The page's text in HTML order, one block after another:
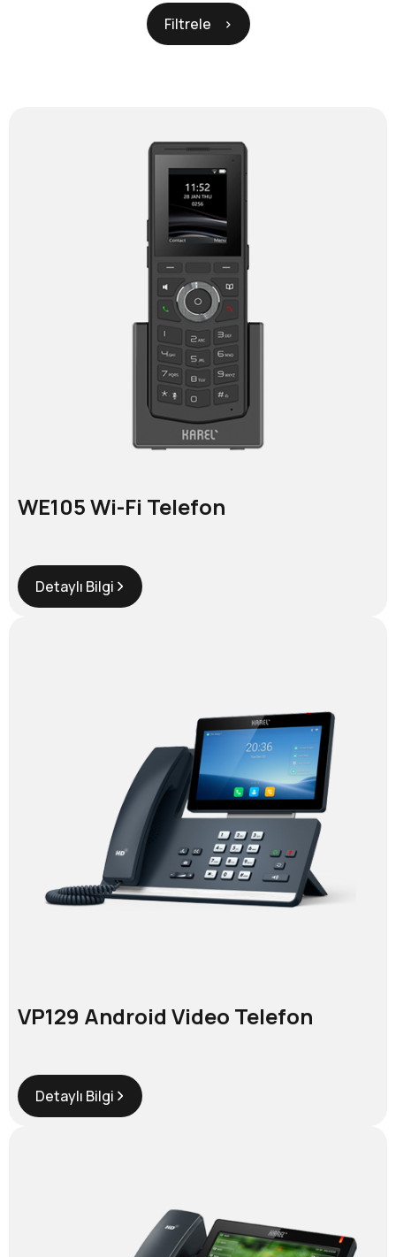
Filtrele
WE105 Wi-Fi Telefon
Detaylı Bilgi
VP129 Android Video Telefon
Detaylı Bilgi